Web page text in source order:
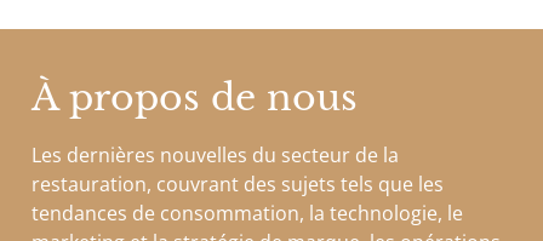
À propos de nous
Les dernières nouvelles du secteur de la
restauration, couvrant des sujets tels que les
tendances de consommation, la technologie, le